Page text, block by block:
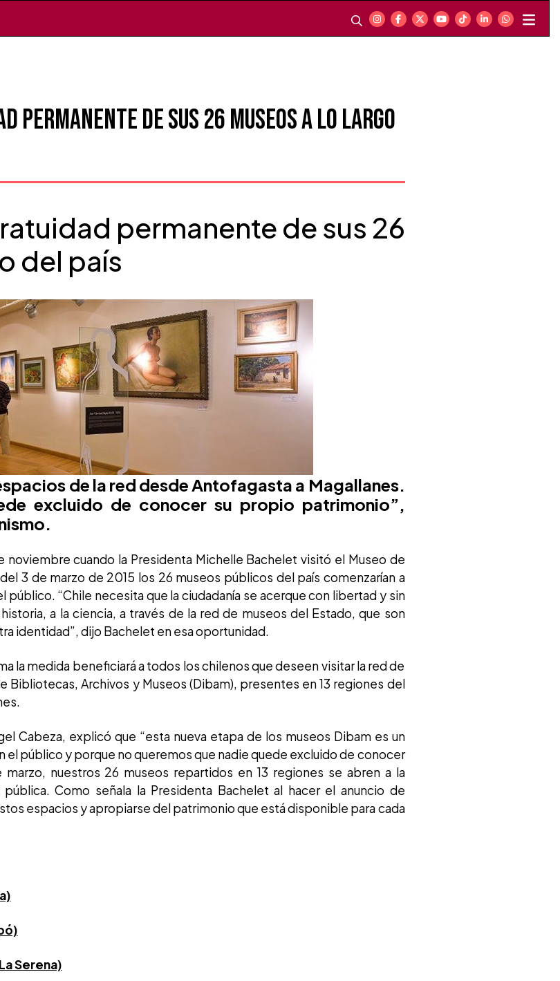
permanente de sus 26 museos a lo largo
permanente de sus 26
del país
de la red desde Antofagasta a Magallanes.
excluido de conocer su propio patrimonio”,
noviembre cuando la Presidenta Michelle Bachelet visitó el Museo de
3 de marzo de 2015 los 26 museos públicos del país comenzarían a
“Chile necesita que la ciudadanía se acerque con libertad y sin
a la ciencia, a través de la red de museos del Estado, que son
identidad”, dijo Bachelet en esa oportunidad.
la medida beneficiará a todos los chilenos que deseen visitar la red de
Bibliotecas, Archivos y Museos (Dibam), presentes en 13 regiones del
Cabeza, explicó que “esta nueva etapa de los museos Dibam es un
el público y porque no queremos que nadie quede excluido de conocer
nuestros 26 museos repartidos en 13 regiones se abren a la
Como señala la Presidenta Bachelet al hacer el anuncio de
espacios y apropiarse del patrimonio que está disponible para cada
Serena)